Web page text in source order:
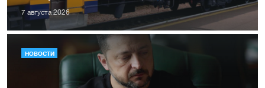
7 августа 2026
НОВОСТИ